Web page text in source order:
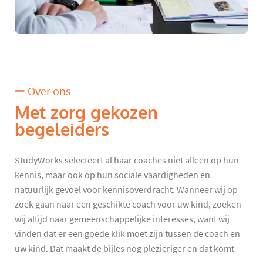
Over ons
Met zorg gekozen
begeleiders
StudyWorks selecteert al haar coaches niet alleen op hun
kennis, maar ook op hun sociale vaardigheden en
natuurlijk gevoel voor kennisoverdracht. Wanneer wij op
zoek gaan naar een geschikte coach voor uw kind, zoeken
wij altijd naar gemeenschappelijke interesses, want wij
vinden dat er een goede klik moet zijn tussen de coach en
uw kind. Dat maakt de bijles nog plezieriger en dat komt